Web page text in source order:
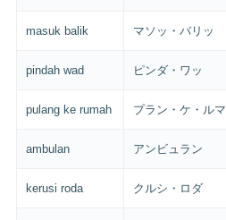
masuk balik マソッ・バリッ
pindah wad ピンダ・ワッ
pulang ke rumah プラン・ケ・ルマ
ambulan アンビュラン
kerusi roda クルシ・ロダ